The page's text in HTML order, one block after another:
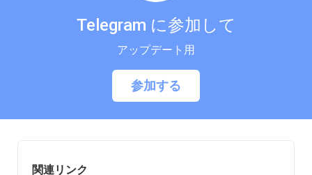
関連リンク
Telegram に参加して
アップデート用
参加する